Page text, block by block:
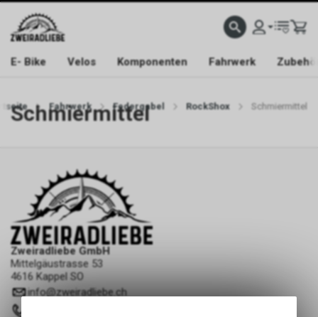
E- Bike Velos Komponenten Fahrwerk
Fahrwerk Federgabel RockShox Schmiermittel
Schmiermittel
Zweiradliebe GmbH
Mittelgäustrasse 53
4616 Kappel SO
info@zweiradliebe.ch